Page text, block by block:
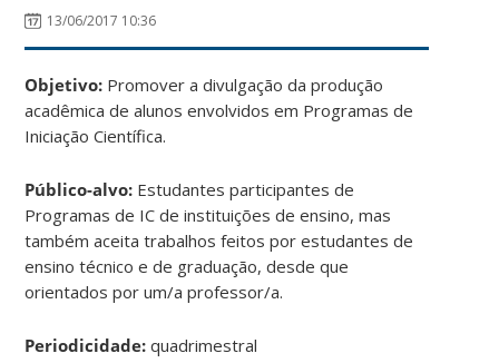
13/06/2017 10:36
Objetivo: Promover a divulgação da produção
acadêmica de alunos envolvidos em Programas de
Iniciação Científica.
Público-alvo: Estudantes participantes de
Programas de IC de instituições de ensino, mas
também aceita trabalhos feitos por estudantes de
ensino técnico e de graduação, desde que
orientados por um/a professor/a.
Periodicidade: quadrimestral